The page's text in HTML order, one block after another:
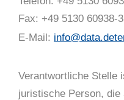
Fax: +49 5130 60938-
E-Mail:
Verantwortliche Stelle
juristische Person,